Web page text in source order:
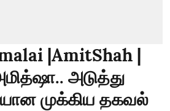
|AmitShah |
அடுத்து
முக்கிய தகவல்